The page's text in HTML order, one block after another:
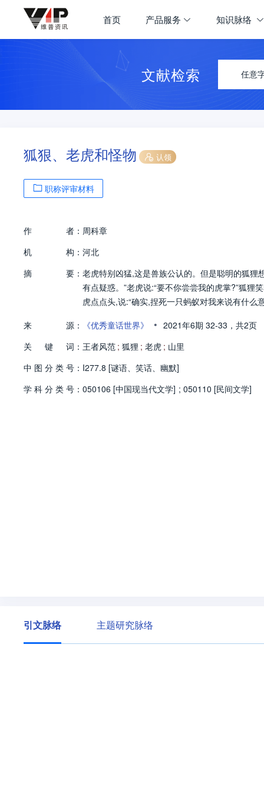
首页 产品服务 知识脉络
文献检索 任意
狐狠、老虎和怪物 认领
职称评审材料
作 者： 周科章
机
构： 河北
摘
要： 老虎特别凶猛,这是兽族公认的。但是聪明的狐狸
有点疑惑。”老虎说:“要不你尝尝我的虎掌?”狐狸
虎点点头,说:“确实,捏死一只蚂蚁对我来说有什么
来
源： 《优秀童话世界》 • 2021年6期 32-33， 共2页
关
键 词： 王者风范 ; 狐狸 ; 老虎 ; 山里
中 图 分 类 号： I277.8 [谜语、笑话、幽默]
学 科 分 类 号： 050106 [中国现当代文学] ; 050110 [民间文学]
引文脉络 主题研究脉络